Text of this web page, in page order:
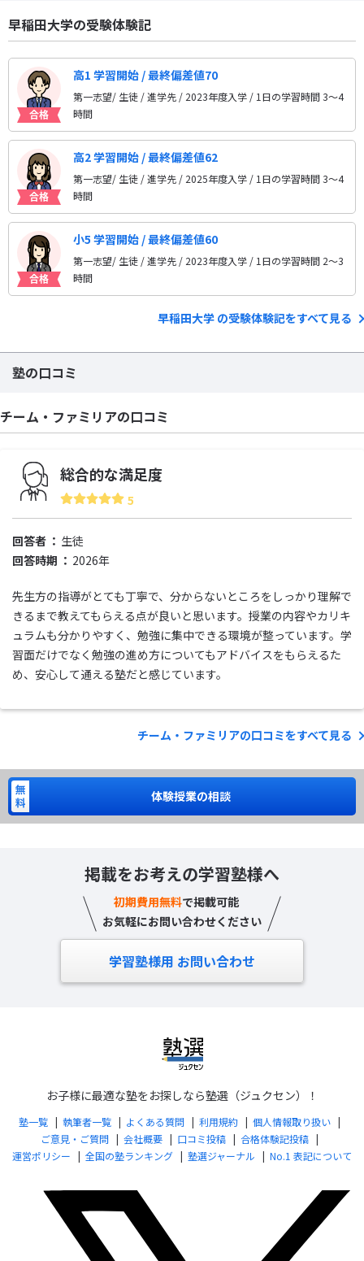
早稲田大学の受験体験記
高1 学習開始 / 最終偏差値70
第一志望/ 生徒 / 進学先/ 2023年度入学 / 1日の学習時間 3〜4
時間
高2 学習開始 / 最終偏差値62
第一志望/ 生徒 / 進学先/ 2025年度入学 / 1日の学習時間 3〜4
時間
小5 学習開始 / 最終偏差値60
第一志望/ 生徒 / 進学先/ 2023年度入学 / 1日の学習時間 2〜3
時間
早稲田大学 の受験体験記をすべて見る
塾の口コミ
チーム・ファミリアの口コミ
総合的な満足度
5
回答者
生徒
回答時期
2026年
先生方の指導がとても丁寧で、分からないところをしっかり理解で
きるまで教えてもらえる点が良いと思います。授業の内容やカリキ
ュラムも分かりやすく、勉強に集中できる環境が整っています。学
習面だけでなく勉強の進め方についてもアドバイスをもらえるた
め、安心して通える塾だと感じています。
チーム・ファミリアの口コミをすべて見る
体験授業の相談
掲載をお考えの学習塾様へ
初期費用無料で掲載可能
お気軽にお問い合わせください
学習塾様用 お問い合わせ
お子様に最適な塾をお探しなら塾選（ジュクセン）！
塾一覧 執筆者一覧 よくある質問 利用規約
個人情報取り扱い
ご意見・ご質問
会社概要 口コミ投稿
合格体験記投稿
運営ポリシー
全国の塾ランキング 塾選ジャーナル No.1 表記について